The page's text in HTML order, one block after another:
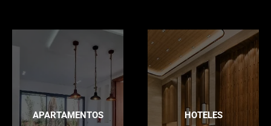
APARTAMENTOS HOTELES